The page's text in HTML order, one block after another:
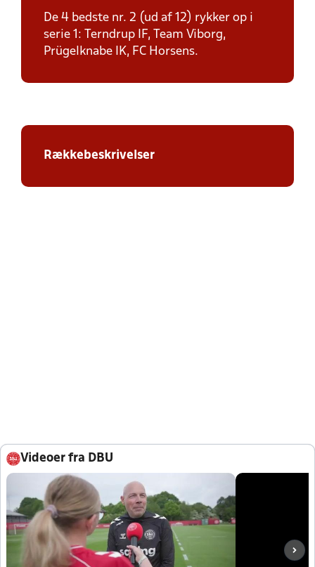
De 4 bedste nr. 2 (ud af 12) rykker op i
serie 1: Terndrup IF, Team Viborg,
Prügelknabe IK, FC Horsens.
Rækkebeskrivelser
Videoer fra DBU